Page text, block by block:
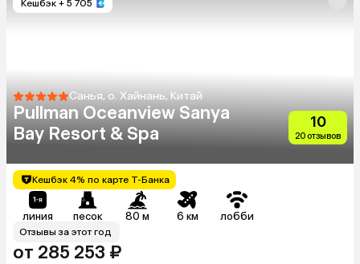
Кешбэк + 5 705
Санья, о. Хайнань, Китай
Pullman Oceanview Sanya
Bay Resort & Spa
10
20 отзывов
Кешбэк 4% по карте Т-Банка
линия песок 80 м 6 км лобби
Отзывы за этот год
от 285 253 ₽